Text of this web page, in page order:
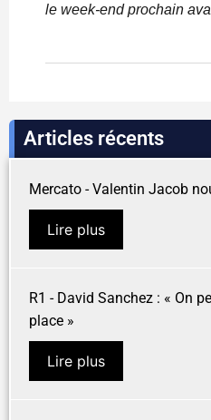
le week-end prochain
Articles récents
Mercato - Valentin Jacob
Lire plus
R1 - David Sanchez : « On
place »
Lire plus